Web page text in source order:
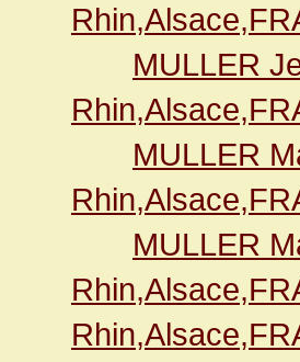
MULLER
MULLER
MULLER